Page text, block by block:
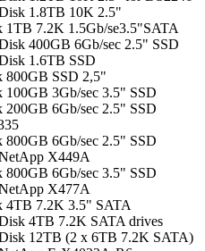
1.8TB 10K 2.5"
7.2K 1.5Gb/se3.5"SATA
400GB 6Gb/sec 2.5" SSD
1.6TB SSD
SSD 2,5"
3Gb/sec 3.5" SSD
6Gb/sec 2.5" SSD
6Gb/sec 2.5" SSD
X449A
6Gb/sec 3.5" SSD
X477A
4TB 7.2K 3.5" SATA
4TB 7.2K SATA drives
12TB (2 x 6TB 7.2K SATA)